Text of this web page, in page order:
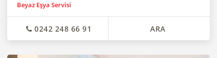
Beyaz Eşya Servisi
0242 248 66 91 ARA